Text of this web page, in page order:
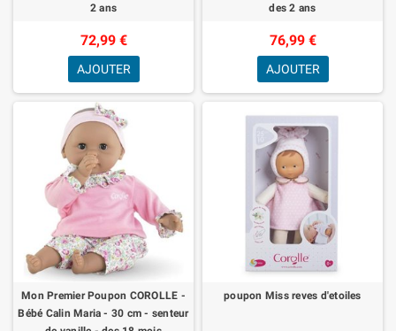
2 ans
72,99 €
AJOUTER
des 2 ans
76,99 €
AJOUTER
Mon Premier Poupon COROLLE -
Bébé Calin Maria - 30 cm - senteur
poupon Miss reves d'etoiles